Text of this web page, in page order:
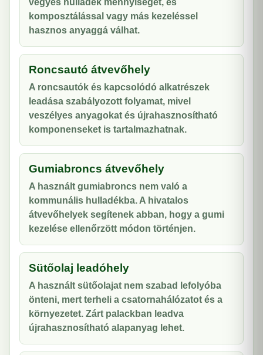
vegyes hulladék mennyiségét, és
komposztálással vagy más kezeléssel
hasznos anyaggá válhat.
Roncsautó átvevőhely
A roncsautók és kapcsolódó alkatrészek
leadása szabályozott folyamat, mivel
veszélyes anyagokat és újrahasznosítható
komponenseket is tartalmazhatnak.
Gumiabroncs átvevőhely
A használt gumiabroncs nem való a
kommunális hulladékba. A hivatalos
átvevőhelyek segítenek abban, hogy a gumi
kezelése ellenőrzött módon történjen.
Sütőolaj leadóhely
A használt sütőolajat nem szabad lefolyóba
önteni, mert terheli a csatornahálózatot és a
környezetet. Zárt palackban leadva
újrahasznosítható alapanyag lehet.